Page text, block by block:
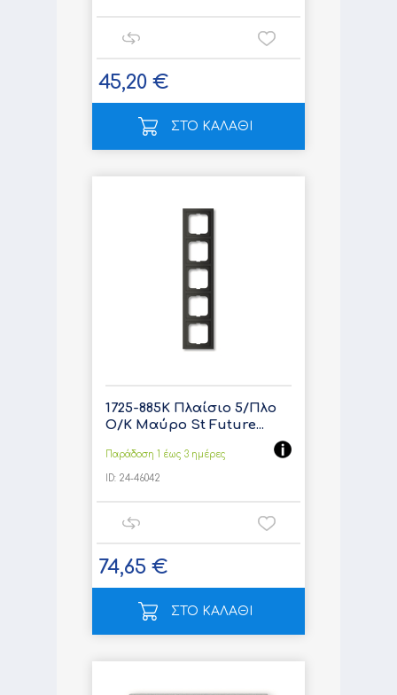
45,20 €
ΣΤΟ ΚΑΛΑΘΙ
1725-885K Πλαίσιο 5/Πλο
Ο/Κ Μαύρο St Future...
Παράδοση 1 έως 3 ημέρες
ID: 24-46042
74,65 €
ΣΤΟ ΚΑΛΑΘΙ